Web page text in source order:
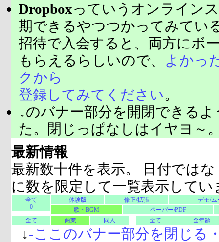
Dropboxっていうオンライン
期できるやつつかってみてい
招待で入会すると、両方にボ
もらえるらしいので、
よかっ
クから
登録してみてください。
↓のバナー部分を開閉できる
た。閉じっぱなしはイヤヨ～
最新情報
最新数十件を表示。 日付では
に数を限定して一覧表示してい
全て
0
体験版 修正/拡張
デモ/ム
歌・BGM
ペーパー/PDF
全て
商業 同人 全て 全年齢
↓-ここのバナー部分を閉じる